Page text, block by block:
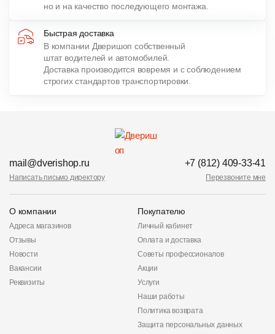
но и на качество последующего монтажа.
Быстрая доставка
В компании Дверишоп собственный
штат водителей и автомобилей.
Доставка производится вовремя и с соблюдением
строгих стандартов транспортировки.
mail@dverishop.ru
Написать письмо директору
+7 (812) 409-33-41
Перезвоните мне
О компании
Адреса магазинов
Отзывы
Новости
Вакансии
Реквизиты
Покупателю
Личный кабинет
Оплата и доставка
Советы профессионалов
Акции
Услуги
Наши работы
Политика возврата
Защита персональных данных